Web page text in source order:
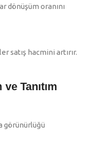
dönüşüm oranını
satış hacmini artırır.
Tanıtım
görünürlüğü